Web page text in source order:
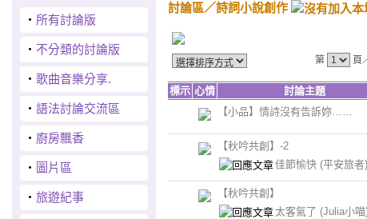
‧ 所有討論版
‧ 不分類的討論版
‧ 歌曲音樂分享.
‧ 語法討論交流區
‧ 廚房飄香
‧ 圖片區
‧ 旅遊紀事
討論區／詩詞小說創作
第
頁
標示 心情 討論主題
【小品】情詩沒有告訴妳……
【秋吟共創】-2
佳節愉快 (平安旅者)
【秋吟共創】
太客氣了 (Julia小喵